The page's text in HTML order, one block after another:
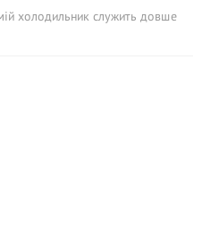
холодильник служить довше